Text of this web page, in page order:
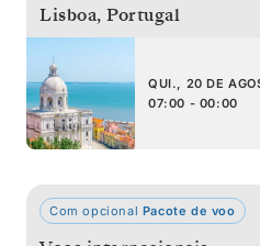
Lisboa, Portugal
QUI., 20 DE
07:00 - 00:00
Com opcional Pacote de voo